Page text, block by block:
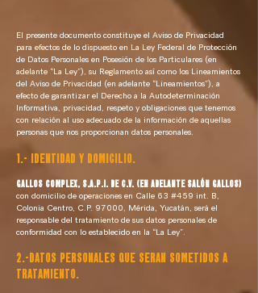
El presente documento constituye el Aviso de Privacidad
para efectos de lo dispuesto en La Ley Federal de Protección
de Datos Personales en Posesión de los Particulares (en
adelante “La Ley”), su Reglamento así como los Lineamientos
del Aviso de Privacidad (en adelante “Lineamientos”), a
efecto de garantizar el Derecho a la Autodeterminación
Informativa, privacidad, respeto y obligaciones que tenemos
con relación al uso adecuado de la información de aquellas
personas que nos proporcionan datos personales.
1.- IDENTIDAD Y DOMICILIO.
GALLOS COMPLEX, S.A.P.I. DE C.V. (en adelante SALÓN GALLOS)
con domicilio de operaciones en Calle 63 #459 int. B,
Colonia Centro, C.P. 97000, Mérida, Yucatán, será el
responsable del tratamiento de sus datos personales de
conformidad con lo establecido en la “La Ley”.
2.-DATOS PERSONALES QUE SERAN SOMETIDOS A
TRATAMIENTO.